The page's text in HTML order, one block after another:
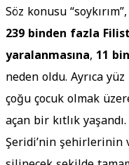
Söz konusu
239 binden fazla
yaralanmasına, 11
neden oldu. Ayrıca
çoğu çocuk olmak
açan bir kıtlık
Şeridi’nin